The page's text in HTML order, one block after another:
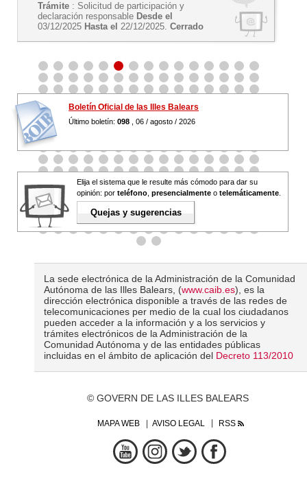
Trámite : Solicitud de participación y
declaración responsable Desde el
03/12/2025 Hasta el 22/12/2025. Cerrado
Boletín Oficial de las Illes Balears
Último boletín: 098 , 06 / agosto / 2026
Elija el sistema que le resulte más cómodo para dar su
opinión: por teléfono presencialmente o telemáticamente
Quejas y sugerencias
La sede electrónica de la Administración de la Comunidad
Autónoma de las Illes Balears, (www.caib.es), es la
dirección electrónica disponible a través de las redes de
telecomunicaciones per medio de la cual los ciudadanos
pueden acceder a la información y a los servicios y
trámites electrónicos de la Administración de la
Comunidad Autónoma y de las entidades públicas
incluidas en el ámbito de aplicación del Decreto 113/2010
© GOVERN DE LAS ILLES BALEARS
MAPA WEB AVISO LEGAL RSS